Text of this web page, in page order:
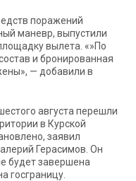
поражений
маневр, выпустили
вылета. «»По
и бронированная
— добавили в
августа перешли
в Курской
заявил
Герасимов. Он
будет завершена
госграницу.